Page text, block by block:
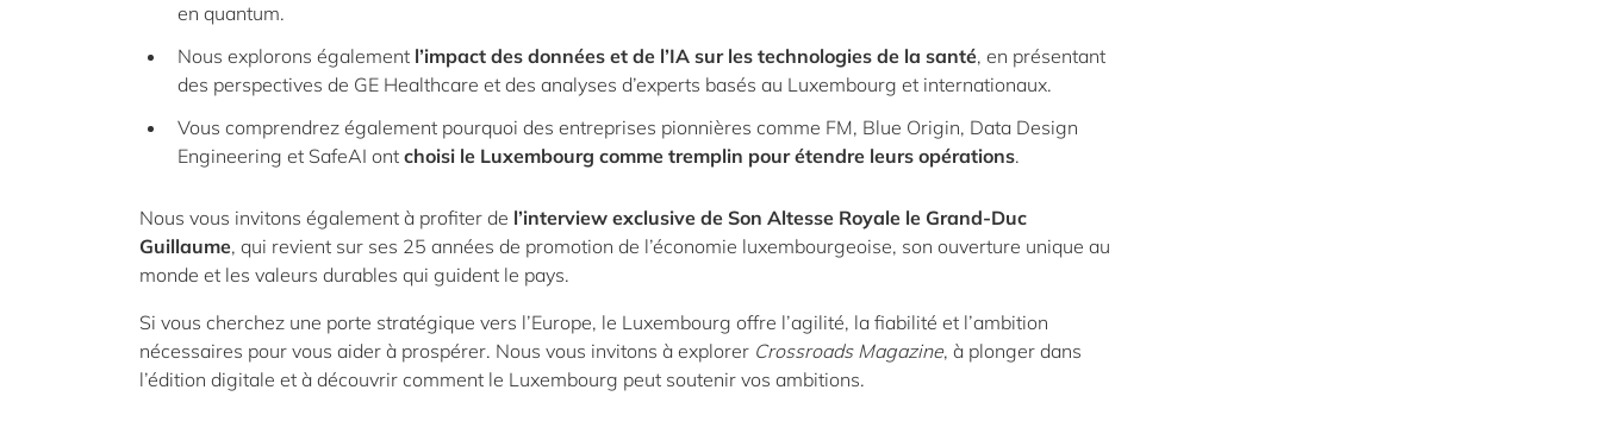
en quantum.
Nous explorons également l’impact des données et de l’IA sur les technologies de la santé, en présentant
des perspectives de GE Healthcare et des analyses d’experts basés au Luxembourg et internationaux.
Vous comprendrez également pourquoi des entreprises pionnières comme FM, Blue Origin, Data Design
Engineering et SafeAI ont choisi le Luxembourg comme tremplin pour étendre leurs opérations.
Nous vous invitons également à profiter de l’interview exclusive de Son Altesse Royale le Grand-Duc
Guillaume, qui revient sur ses 25 années de promotion de l’économie luxembourgeoise, son ouverture unique au
monde et les valeurs durables qui guident le pays.
Si vous cherchez une porte stratégique vers l’Europe, le Luxembourg offre l’agilité, la fiabilité et l’ambition
nécessaires pour vous aider à prospérer. Nous vous invitons à explorer Crossroads Magazine, à plonger dans
l’édition digitale et à découvrir comment le Luxembourg peut soutenir vos ambitions.